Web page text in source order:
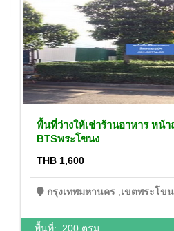
พื้นที่ว่างให้เช่าร้านอาหาร หน้
BTSพระโขนง
THB 1,600
กรุงเทพมหานคร เขตพระโข
พื้นที่: 200 ตรม.